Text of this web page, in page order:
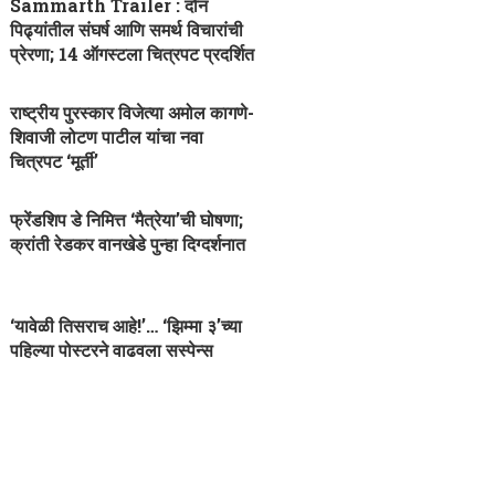
Sammarth Trailer : दोन
पिढ्यांतील संघर्ष आणि समर्थ विचारांची
प्रेरणा; 14 ऑगस्टला चित्रपट प्रदर्शित
राष्ट्रीय पुरस्कार विजेत्या अमोल कागणे-
शिवाजी लोटण पाटील यांचा नवा
चित्रपट ‘मूर्ती’
फ्रेंडशिप डे निमित्त ‘मैत्रेया’ची घोषणा;
क्रांती रेडकर वानखेडे पुन्हा दिग्दर्शनात
‘यावेळी तिसराच आहे!’… ‘झिम्मा ३’च्या
पहिल्या पोस्टरने वाढवला सस्पेन्स